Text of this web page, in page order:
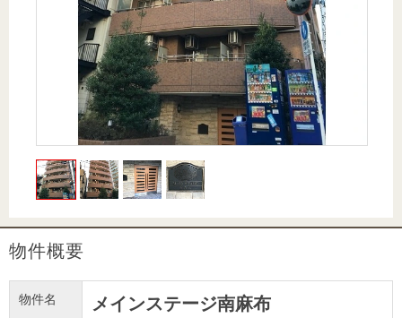
購入向け
サービス
住宅ロー
ンシミュ
レーショ
ン
住まい1プ
ラス（お
役立ちコ
ラム）
住まいと
暮らしの
税金の本
（電子ブ
ック）
購入ガイ
ド
ラム）
住まいと
暮らしの
税金の本
（電子ブ
ック）
売却ガイ
ド
物件概要
物件名 メインステージ南麻布